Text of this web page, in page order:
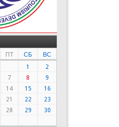
ПТ СБ
ВС
1
2
7 8
9
14 15
16
21 22
23
28 29
30